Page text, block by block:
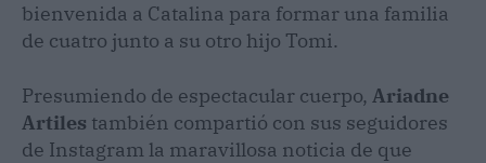
bienvenida a Catalina para formar una familia
de cuatro junto a su otro hijo Tomi.
Presumiendo de espectacular cuerpo, Ariadne
Artiles también compartió con sus seguidores
de Instagram la maravillosa noticia de que